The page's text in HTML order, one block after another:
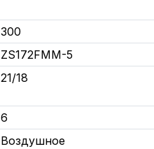
300
ZS172FMM-5
21/18
6
Воздушное